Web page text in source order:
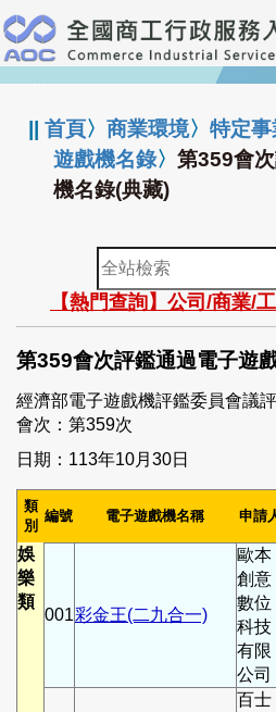
跳
到
主
要
:::
||首頁〉商業環境〉特定事
遊戲機名錄〉第359會
機名錄(典藏)
全
站
檢
索
【熱門查詢】公司/商業/
第359會次評鑑通過電子遊
經濟部電子遊戲機評鑑委員會議
會次：第359次
日期：113年10月30日
類
別
編號 電子遊戲機名稱 申請
娛
樂
類
001彩金王(二九合一)
歐本
創意
數位
科技
有限
公司
百士